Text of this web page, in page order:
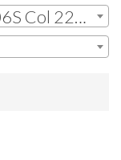
Ray Ban Junior aviator RJ 9506S Col 223/71